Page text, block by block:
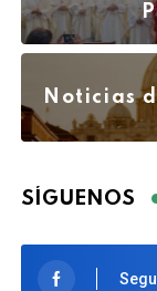
Noticias
SÍGUENOS